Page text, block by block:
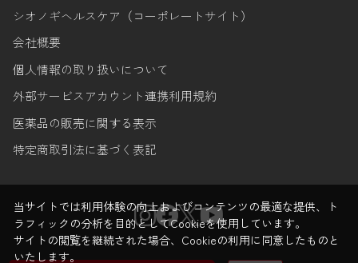
シオノギヘルスケア（コーポレートサイト）
会社概要
個人情報の取り扱いについて
外部サービスアカウント連携利用規約
医薬品の販売に関する表示
特定商取引法に基づく表記
当サイトでは利用体験の向上およびコンテンツの最適な提供、ト
ラフィックの分析を目的としてCookieを使用しています。
サイトの閲覧を継続された場合、Cookieの利用に同意したものと
いたします。